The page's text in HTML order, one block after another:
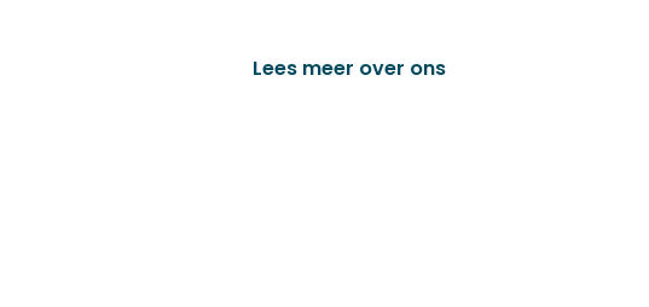
Lees meer over ons